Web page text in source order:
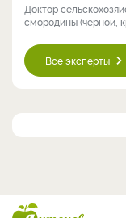
Доктор
смородины (чёрной,
Все эксперты